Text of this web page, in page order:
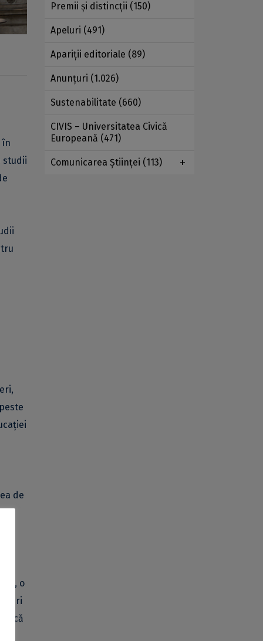
în
studii
de
o
Premii şi distincţii (150)
Apeluri (491)
Apariţii editoriale (89)
Anunţuri (1.026)
Sustenabilitate (660)
CIVIS – Universitatea Civică
Europeană (471)
Comunicarea Ştiinţei (113)